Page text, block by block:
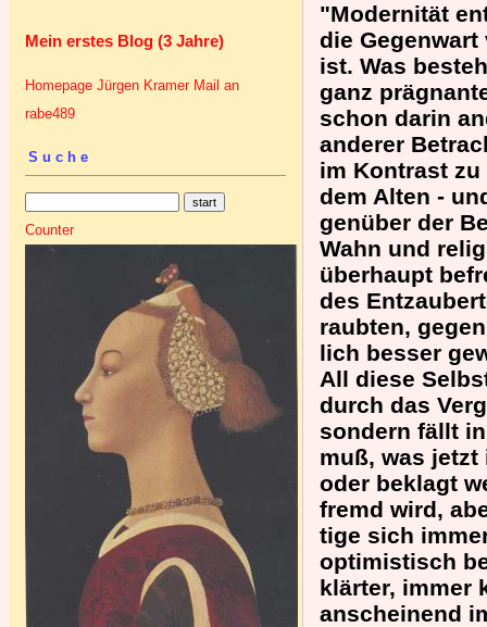
Mein erstes Blog (3 Jahre)
Homepage Jürgen Kramer Mail an
rabe489
Suche
Counter
"Modernität
die
ist. Was
ganz
schon darin
anderer
im Kontrast zu
dem Alten -
genüber der
Wahn und
überhaupt
des
raubten,
lich besser
All diese
durch das
sondern fällt
muß, was
oder beklagt
fremd wird,
tige sich
optimistisch
klärter, immer
anscheinend